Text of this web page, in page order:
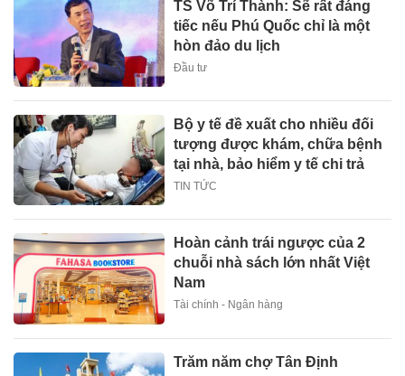
TS Võ Trí Thành: Sẽ rất đáng
tiếc nếu Phú Quốc chỉ là một
hòn đảo du lịch
Đầu tư
Bộ y tế đề xuất cho nhiều đối
tượng được khám, chữa bệnh
tại nhà, bảo hiểm y tế chi trả
TIN TỨC
Hoàn cảnh trái ngược của 2
chuỗi nhà sách lớn nhất Việt
Nam
Tài chính - Ngân hàng
Trăm năm chợ Tân Định